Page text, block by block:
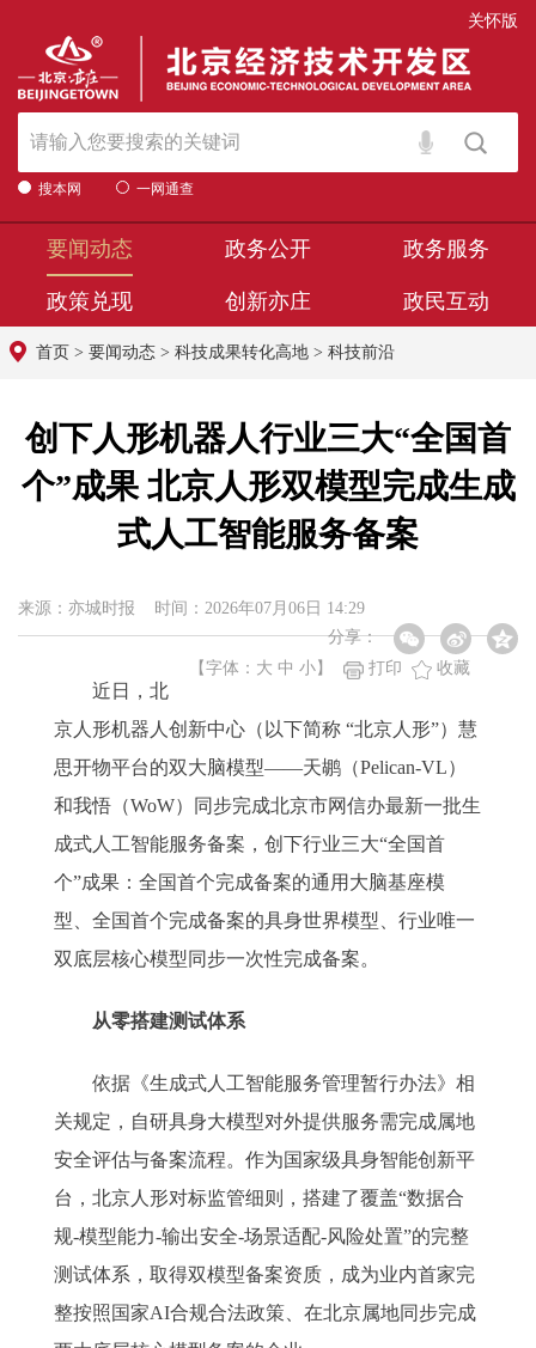
关怀版
搜本网 一网通查
要闻动态 政务公开 政务服务
政策兑现 创新亦庄 政民互动
首页 > 要闻动态 > 科技成果转化高地 > 科技前沿
创下人形机器人行业三大“全国首
个”成果 北京人形双模型完成生成
式人工智能服务备案
来源：亦城时报 时间：2026年07月06日 14:29
分享：
【字体： 大 中 小 】 打印 收藏
近日，北
京人形机器人创新中心（以下简称 “北京人形”）慧
思开物平台的双大脑模型——天鹕（Pelican-VL）
和我悟（WoW）同步完成北京市网信办最新一批生
成式人工智能服务备案，创下行业三大“全国首
个”成果：全国首个完成备案的通用大脑基座模
型、全国首个完成备案的具身世界模型、行业唯一
双底层核心模型同步一次性完成备案。
从零搭建测试体系
依据《生成式人工智能服务管理暂行办法》相
关规定，自研具身大模型对外提供服务需完成属地
安全评估与备案流程。作为国家级具身智能创新平
台，北京人形对标监管细则，搭建了覆盖“数据合
规-模型能力-输出安全-场景适配-风险处置”的完整
测试体系，取得双模型备案资质，成为业内首家完
整按照国家AI合规合法政策、在北京属地同步完成